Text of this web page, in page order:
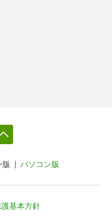
版 パソコン版
基本方針